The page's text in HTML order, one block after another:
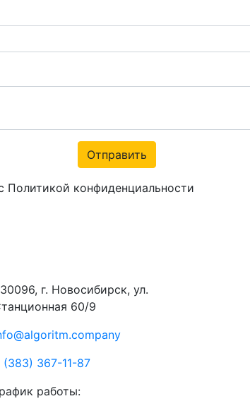
Отправить
Политикой конфиденциальности
г. Новосибирск, ул.
60/9
(383) 367-11-87
работы: